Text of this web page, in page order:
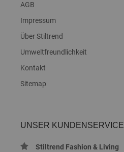
AGB
Impressum
Über Stiltrend
Umweltfreundlichkeit
Kontakt
Sitemap
UNSER KUNDENSERVICE
Stiltrend Fashion & Living